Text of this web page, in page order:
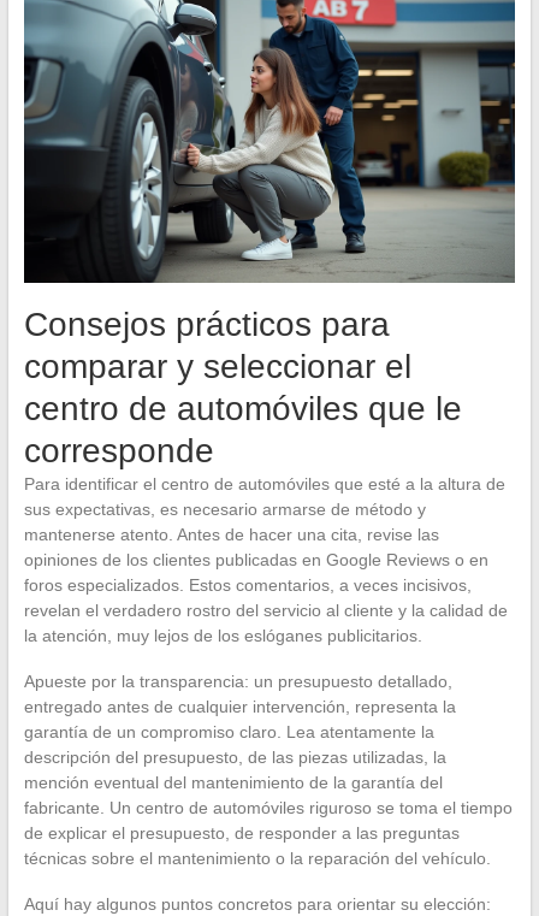
Consejos prácticos para
comparar y seleccionar el
centro de automóviles que le
corresponde
Para identificar el centro de automóviles que esté a la altura de
sus expectativas, es necesario armarse de método y
mantenerse atento. Antes de hacer una cita, revise las
opiniones de los clientes publicadas en Google Reviews o en
foros especializados. Estos comentarios, a veces incisivos,
revelan el verdadero rostro del servicio al cliente y la calidad de
la atención, muy lejos de los eslóganes publicitarios.
Apueste por la transparencia: un presupuesto detallado,
entregado antes de cualquier intervención, representa la
garantía de un compromiso claro. Lea atentamente la
descripción del presupuesto, de las piezas utilizadas, la
mención eventual del mantenimiento de la garantía del
fabricante. Un centro de automóviles riguroso se toma el tiempo
de explicar el presupuesto, de responder a las preguntas
técnicas sobre el mantenimiento o la reparación del vehículo.
Aquí hay algunos puntos concretos para orientar su elección: